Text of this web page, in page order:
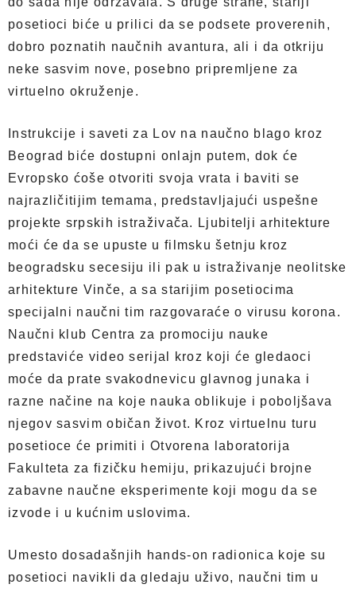
posetioci biće u prilici da se podsete proverenih,
dobro poznatih naučnih avantura, ali i da otkriju
neke sasvim nove, posebno pripremljene za
virtuelno okruženje.
Instrukcije i saveti za Lov na naučno blago kroz
Beograd biće dostupni onlajn putem, dok će
Evropsko ćoše otvoriti svoja vrata i baviti se
najrazličitijim temama, predstavljajući uspešne
projekte srpskih istraživača. Ljubitelji arhitekture
moći će da se upuste u filmsku šetnju kroz
beogradsku secesiju ili pak u istraživanje neolitske
arhitekture Vinče, a sa starijim posetiocima
specijalni naučni tim razgovaraće o virusu korona.
Naučni klub Centra za promociju nauke
predstaviće video serijal kroz koji će gledaoci
moće da prate svakodnevicu glavnog junaka i
razne načine na koje nauka oblikuje i poboljšava
njegov sasvim običan život. Kroz virtuelnu turu
posetioce će primiti i Otvorena laboratorija
Fakulteta za fizičku hemiju, prikazujući brojne
zabavne naučne eksperimente koji mogu da se
izvode i u kućnim uslovima.
Umesto dosadašnjih hands-on radionica koje su
posetioci navikli da gledaju uživo, naučni tim u